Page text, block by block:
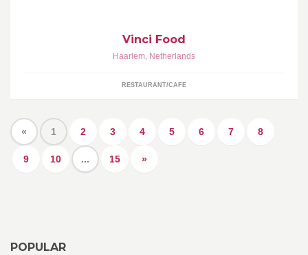
Vinci Food
Haarlem, Netherlands
RESTAURANT/CAFE
« 1 2 3 4 5 6 7 8
9 10 ... 15 »
POPULAR